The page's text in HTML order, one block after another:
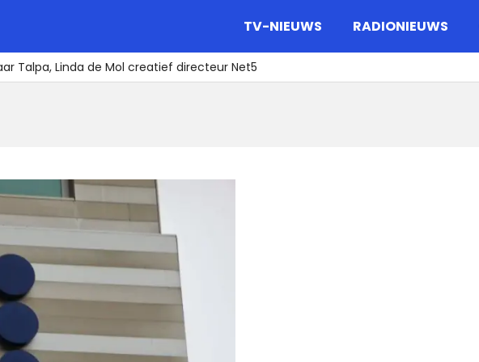
TV-NIEUWS RADIONIEUWS
Talpa, Linda de Mol creatief directeur Net5